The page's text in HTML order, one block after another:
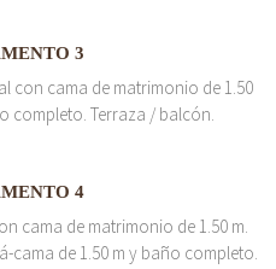
3
con cama de matrimonio de 1.50
completo. Terraza / balcón.
4
cama de matrimonio de 1.50 m.
de 1.50 m y baño completo.